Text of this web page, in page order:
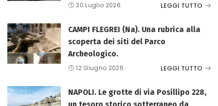
30 Luglio 2026 LEGGI TUTTO
CAMPI FLEGREI (Na). Una rubrica alla
scoperta dei siti del Parco
Archeologico.
12 Giugno 2026 LEGGI TUTTO
NAPOLI. Le grotte di via Posillipo 228,